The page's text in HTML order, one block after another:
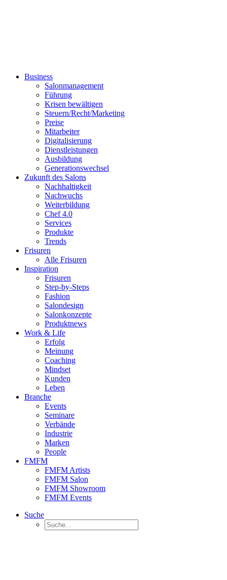
Business
Salonmanagement
Führung
Krisen bewältigen
Steuern/Recht/Marketing
Preise
Mitarbeiter
Digitalisierung
Dienstleistungen
Ausbildung
Generationswechsel
Zukunft des Salons
Nachhaltigkeit
Nachwuchs
Weiterbildung
Chef 4.0
Services
Produkte
Trends
Frisuren
Alle Frisuren
Inspiration
Frisuren
Step-by-Steps
Fashion
Salondesign
Salonkonzepte
Produktnews
Work & Life
Erfolg
Meinung
Coaching
Mindset
Kunden
Leben
Branche
Events
Seminare
Verbände
Industrie
Marken
People
FMFM
FMFM Artists
FMFM Salon
FMFM Showroom
FMFM Events
Suche